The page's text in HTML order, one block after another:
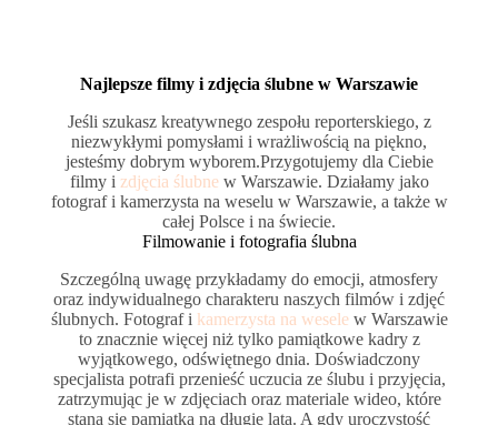
Najlepsze filmy i zdjęcia ślubne w Warszawie
Jeśli szukasz kreatywnego zespołu reporterskiego, z
niezwykłymi pomysłami i wrażliwością na piękno,
jesteśmy dobrym wyborem.Przygotujemy dla Ciebie
filmy i zdjęcia ślubnew Warszawie. Działamy jako
fotograf i kamerzysta na weselu w Warszawie, a także w
całej Polsce i na świecie.
Filmowanie i fotografia ślubna
Szczególną uwagę przykładamy do emocji, atmosfery
oraz indywidualnego charakteru naszych filmów i zdjęć
ślubnych. Fotograf i kamerzysta na weselew Warszawie
to znacznie więcej niż tylko pamiątkowe kadry z
wyjątkowego, odświętnego dnia. Doświadczony
specjalista potrafi przenieść uczucia ze ślubu i przyjęcia,
zatrzymując je w zdjęciach oraz materiale wideo, które
staną się pamiątką na długie lata. A gdy uroczystość